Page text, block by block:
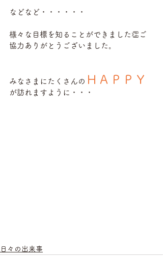
などなど・・・・・・
様々な目標を知ることができました👏ご
協力ありがとうございました。
みなさまにたくさんの ＨＡＰＰＹ
が訪れますように・・・
日々の出来事